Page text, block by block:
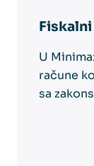
U
račune
sa